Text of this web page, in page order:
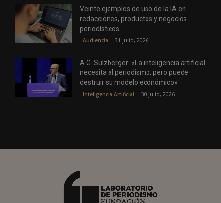
Veinte ejemplos de uso de la IA en
redacciones, productos y negocios
periodísticos
Audiencia 31 julio, 2026
A.G. Sulzberger: «La inteligencia artificial
necesita al periodismo, pero puede
destruir su modelo económico»
Inteligencia Artificial 30 julio, 2026